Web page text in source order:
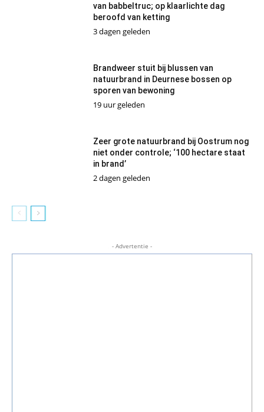
van babbeltruc; op klaarlichte dag
beroofd van ketting
3 dagen geleden
Brandweer stuit bij blussen van
natuurbrand in Deurnese bossen op
sporen van bewoning
19 uur geleden
Zeer grote natuurbrand bij Oostrum nog
niet onder controle; ‘100 hectare staat
in brand’
2 dagen geleden
- Advertentie -